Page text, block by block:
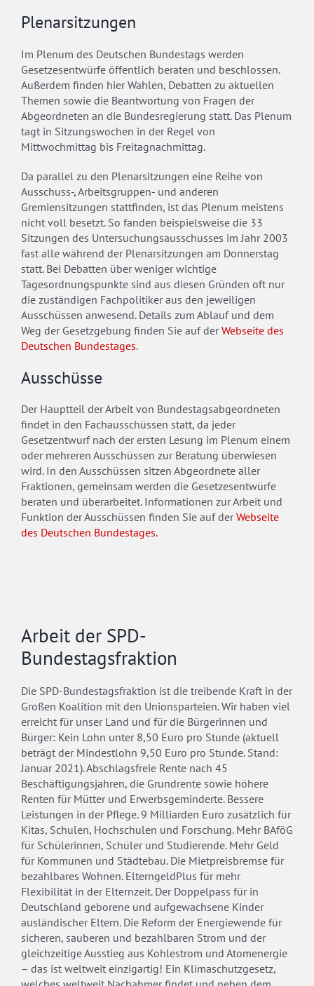
Plenarsitzungen
Im Plenum des Deutschen Bundestags werden
Gesetzesentwürfe öffentlich beraten und beschlossen.
Außerdem finden hier Wahlen, Debatten zu aktuellen
Themen sowie die Beantwortung von Fragen der
Abgeordneten an die Bundesregierung statt. Das Plenum
tagt in Sitzungswochen in der Regel von
Mittwochmittag bis Freitagnachmittag.
Da parallel zu den Plenarsitzungen eine Reihe von
Ausschuss-, Arbeitsgruppen- und anderen
Gremiensitzungen stattfinden, ist das Plenum meistens
nicht voll besetzt. So fanden beispielsweise die 33
Sitzungen des Untersuchungsausschusses im Jahr 2003
fast alle während der Plenarsitzungen am Donnerstag
statt. Bei Debatten über weniger wichtige
Tagesordnungspunkte sind aus diesen Gründen oft nur
die zuständigen Fachpolitiker aus den jeweiligen
Ausschüssen anwesend. Details zum Ablauf und dem
Weg der Gesetzgebung finden Sie auf derWebseite des
Deutschen Bundestages.
Ausschüsse
Der Hauptteil der Arbeit von Bundestagsabgeordneten
findet in den Fachausschüssen statt, da jeder
Gesetzentwurf nach der ersten Lesung im Plenum einem
oder mehreren Ausschüssen zur Beratung überwiesen
wird. In den Ausschüssen sitzen Abgeordnete aller
Fraktionen, gemeinsam werden die Gesetzesentwürfe
beraten und überarbeitet. Informationen zur Arbeit und
Funktion der Ausschüssen finden Sie auf derWebseite
des Deutschen Bundestages.
Arbeit der SPD-
Bundestagsfraktion
Die SPD-Bundestagsfraktion ist die treibende Kraft in der
Großen Koalition mit den Unionsparteien. Wir haben viel
erreicht für unser Land und für die Bürgerinnen und
Bürger: Kein Lohn unter 8,50 Euro pro Stunde (aktuell
beträgt der Mindestlohn 9,50 Euro pro Stunde. Stand:
Januar 2021). Abschlagsfreie Rente nach 45
Beschäftigungsjahren, die Grundrente sowie höhere
Renten für Mütter und Erwerbsgeminderte. Bessere
Leistungen in der Pflege. 9 Milliarden Euro zusätzlich für
Kitas, Schulen, Hochschulen und Forschung. Mehr BAföG
für Schülerinnen, Schüler und Studierende. Mehr Geld
für Kommunen und Städtebau. Die Mietpreisbremse für
bezahlbares Wohnen. ElterngeldPlus für mehr
Flexibilität in der Elternzeit. Der Doppelpass für in
Deutschland geborene und aufgewachsene Kinder
ausländischer Eltern. Die Reform der Energiewende für
sicheren, sauberen und bezahlbaren Strom und der
gleichzeitige Ausstieg aus Kohlestrom und Atomenergie
– das ist weltweit einzigartig! Ein Klimaschutzgesetz,